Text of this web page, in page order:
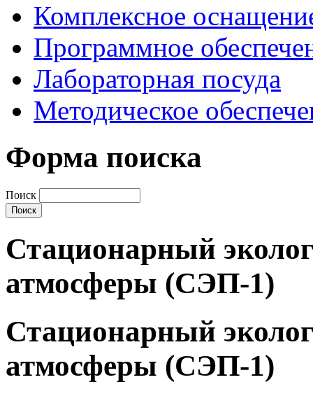
Комплексное
Программное
Лабораторная посуда
Методическое
Форма поиска
Поиск
Стационарный
атмосферы (СЭП-1)
Стационарный
атмосферы (СЭП-1)